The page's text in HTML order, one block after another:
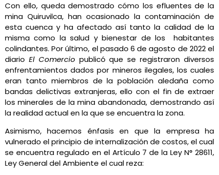
Con ello, queda demostrado cómo los efluentes de la
mina Quiruvilca, han ocasionado la contaminación de
esta cuenca y ha afectado así tanto la calidad de la
misma como la salud y bienestar de los habitantes
colindantes. Por último, el pasado 6 de agosto de 2022 el
diario El Comercio publicó que se registraron diversos
enfrentamientos dados por mineros ilegales, los cuales
eran tanto miembros de la población aledaña como
bandas delictivas extranjeras, ello con el fin de extraer
los minerales de la mina abandonada, demostrando así
la realidad actual en la que se encuentra la zona.
Asimismo, hacemos énfasis en que la empresa ha
vulnerado el principio de internalización de costos, el cual
se encuentra regulado en el Artículo 7 de la Ley N° 28611,
Ley General del Ambiente el cual reza: